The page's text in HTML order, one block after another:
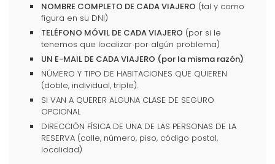
NOMBRE COMPLETO DE CADA VIAJERO (tal y como
figura en su DNI)
TELÉFONO MÓVIL DE CADA VIAJERO (por si le
tenemos que localizar por algún problema)
UN E-MAIL DE CADA VIAJERO (por la misma razón)
NÚMERO Y TIPO DE HABITACIONES QUE QUIEREN
(doble, individual, triple).
SI VAN A QUERER ALGUNA CLASE DE SEGURO
OPCIONAL
DIRECCIÓN FÍSICA DE UNA DE LAS PERSONAS DE LA
RESERVA (calle, número, piso, código postal,
localidad)